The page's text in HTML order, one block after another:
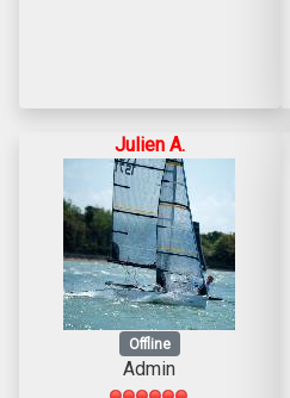
Julien A.
Offline
Admin